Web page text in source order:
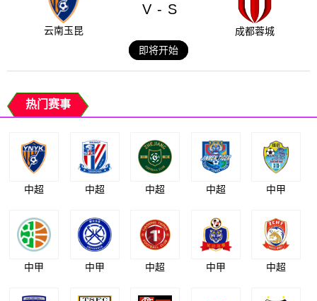
云南玉昆
V - S
成都蓉城
即将开始
热门赛事
中超 中超 中超 中超 中甲
中甲 中甲 中超 中甲 中超